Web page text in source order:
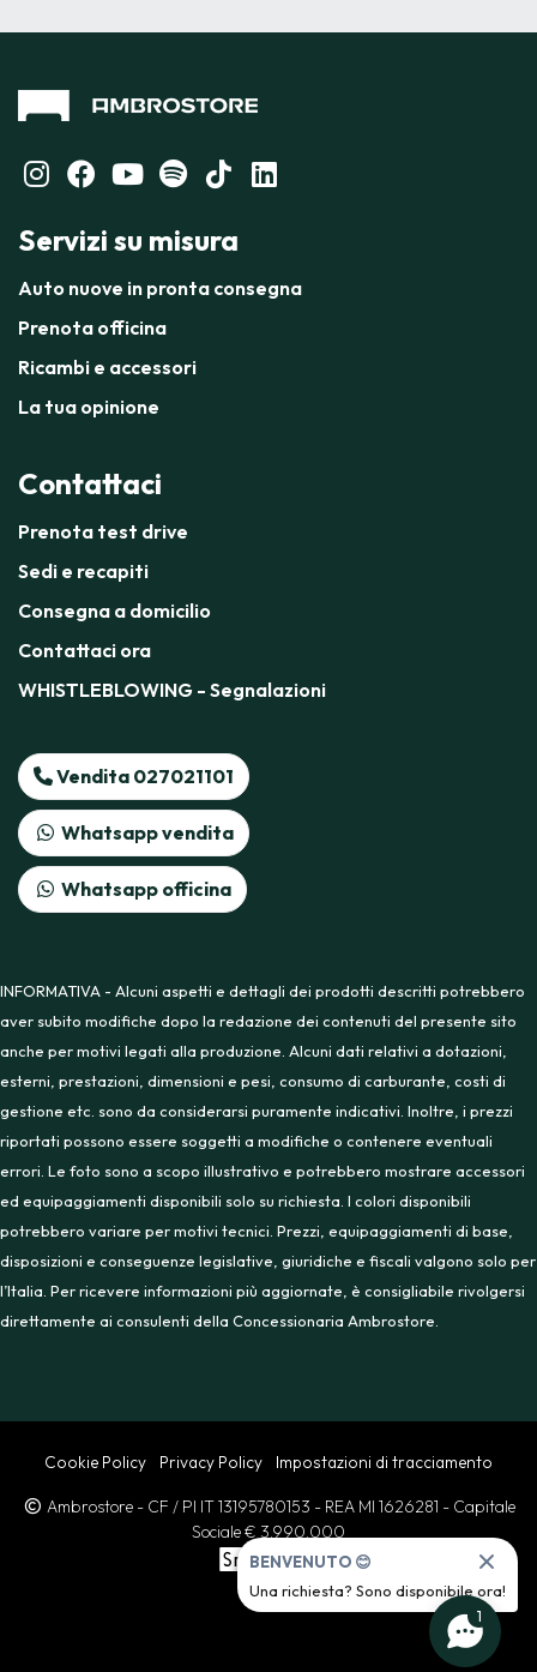
Servizi su misura
Auto nuove in pronta consegna
Prenota officina
Ricambi e accessori
La tua opinione
Contattaci
Prenota test drive
Sedi e recapiti
Consegna a domicilio
Contattaci ora
WHISTLEBLOWING - Segnalazioni
Vendita 027021101
Whatsapp vendita
Whatsapp officina
INFORMATIVA - Alcuni aspetti e dettagli dei prodotti descritti potrebbero
aver subito modifiche dopo la redazione dei contenuti del presente sito
anche per motivi legati alla produzione. Alcuni dati relativi a dotazioni,
esterni, prestazioni, dimensioni e pesi, consumo di carburante, costi di
gestione etc. sono da considerarsi puramente indicativi. Inoltre, i prezzi
riportati possono essere soggetti a modifiche o contenere eventuali
errori. Le foto sono a scopo illustrativo e potrebbero mostrare accessori
ed equipaggiamenti disponibili solo su richiesta. I colori disponibili
potrebbero variare per motivi tecnici. Prezzi, equipaggiamenti di base,
disposizioni e conseguenze legislative, giuridiche e fiscali valgono solo per
l’Italia. Per ricevere informazioni più aggiornate, è consigliabile rivolgersi
direttamente ai consulenti della Concessionaria Ambrostore.
Cookie Policy Privacy Policy Impostazioni di tracciamento
Ambrostore - CF / PI IT 13195780153 - REA MI 1626281 - Capitale
Sociale € 3.990.000
1
BENVENUTO 😊
Una richiesta? Sono disponibile ora!